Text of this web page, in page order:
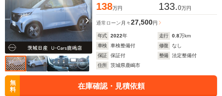
138万円 133.0万円
通常ローン 月々27,500円
年式 2022年 走行 0.8万km
車検
車検整備付 修復
なし
保証
保証付 整備
法定整備付
住所
茨城県鹿嶋市
無
料
在庫確認・見積依頼